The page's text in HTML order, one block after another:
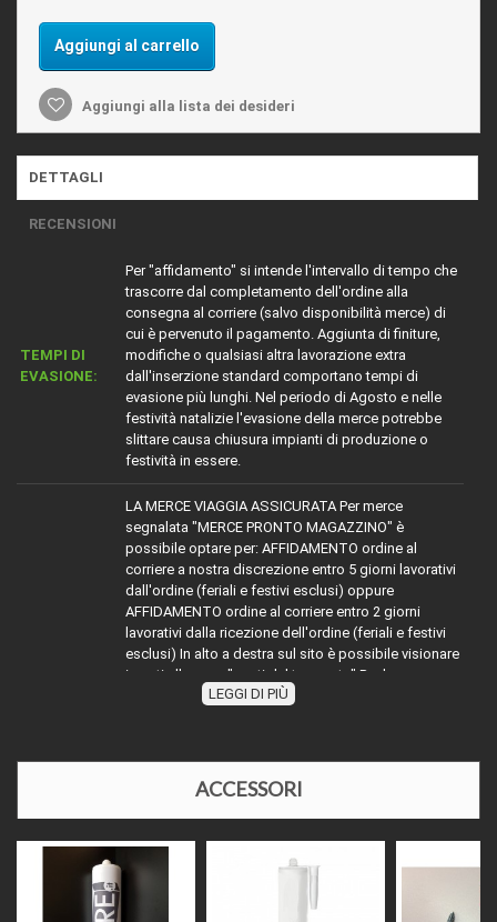
Aggiungi al carrello
Aggiungi alla lista dei desideri
DETTAGLI
RECENSIONI
TEMPI DI
EVASIONE:
Per "affidamento" si intende l'intervallo di tempo che
trascorre dal completamento dell'ordine alla
consegna al corriere (salvo disponibilità merce) di
cui è pervenuto il pagamento. Aggiunta di finiture,
modifiche o qualsiasi altra lavorazione extra
dall'inserzione standard comportano tempi di
evasione più lunghi. Nel periodo di Agosto e nelle
festività natalizie l'evasione della merce potrebbe
slittare causa chiusura impianti di produzione o
festività in essere.
LA MERCE VIAGGIA ASSICURATA Per merce
segnalata "MERCE PRONTO MAGAZZINO" è
possibile optare per: AFFIDAMENTO ordine al
corriere a nostra discrezione entro 5 giorni lavorativi
dall'ordine (feriali e festivi esclusi) oppure
AFFIDAMENTO ordine al corriere entro 2 giorni
lavorativi dalla ricezione dell'ordine (feriali e festivi
esclusi) In alto a destra sul sito è possibile visionare
i costi alla voce "costi del trasporto" Per la merce
con diciture diverse da MERCE PRONTO
evaso 2 giorni lavorativi) ai tempi dell'affidamento al
corriere richiesto, oppure contattarci
telefonicamente o via mail per disponibilità e relativi
tempi di affidamento al corriere. Nel periodo di
Agosto e nelle festività natalizie l'affidamento della
merce ai corrieri potrebbe slittare causa chiusura
LEGGI DI PIÙ
ACCESSORI